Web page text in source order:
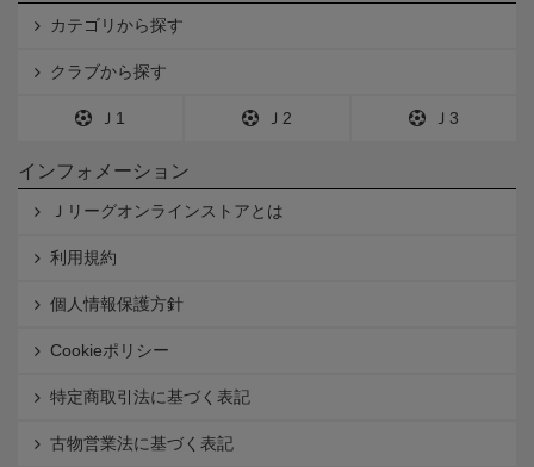
カテゴリから探す
クラブから探す
Ｊ1 Ｊ2 Ｊ3
インフォメーション
Ｊリーグオンラインストアとは
利用規約
個人情報保護方針
Cookieポリシー
特定商取引法に基づく表記
古物営業法に基づく表記